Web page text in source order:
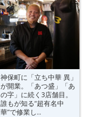
神保町に「立ち中華 異」
が開業。「あつ盛」「あ
の字」に続く3店舗目。
誰もが知る“超有名中
華”で修業し...